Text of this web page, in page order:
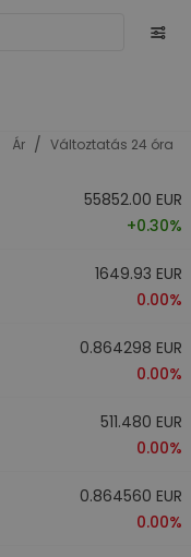
Ár / Változtatás 24 óra
55852.00 EUR
+0.30%
1649.93 EUR
0.00%
0.864298 EUR
0.00%
511.480 EUR
0.00%
0.864560 EUR
0.00%